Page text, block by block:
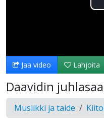
Jaa video Lahjoita
Daavidin
Musiikki ja taide